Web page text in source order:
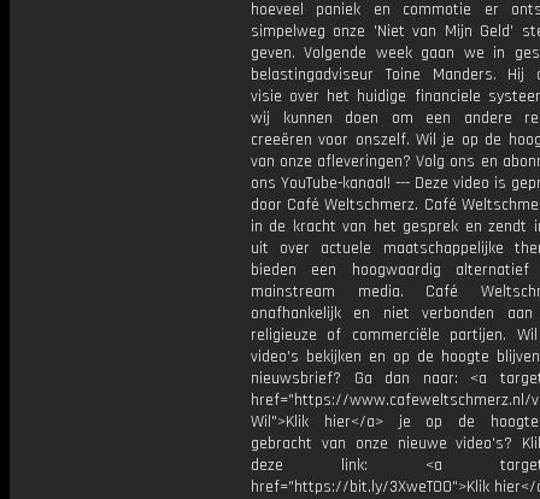
hoeveel paniek en commotie er
simpelweg onze 'Niet van Mijn Geld'
geven. Volgende week gaan we in
belastingadviseur Toine Manders. Hij
visie over het huidige financiele
wij kunnen doen om een andere
creeëren voor onszelf. Wil je op de
van onze afleveringen? Volg ons en
ons YouTube-kanaal! --- Deze video is
door Café Weltschmerz. Café
in de kracht van het gesprek en zendt
uit over actuele maatschappelijke
bieden een hoogwaardig
mainstream media. Café
onafhankelijk en niet verbonden aan
religieuze of commerciële partijen.
video's bekijken en op de hoogte
nieuwsbrief? Ga dan naar: <a
href="https://www.cafeweltschmerz.nl/
Wil">Klik hier</a> je op de
gebracht van onze nieuwe video's?
deze link: <a
href="https://bit.ly/3XweTO0">Klik hier</